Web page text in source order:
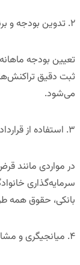
۲. تدوین بودجه و
تعیین بودجه
ثبت دقیق
می‌شود.
۳. استفاده از
در مواردی مانند
سرمایه‌گذاری
بانکی، حقوق همه
۴. میانجیگری و